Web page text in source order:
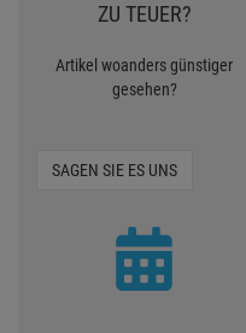
ZU TEUER?
Artikel woanders günstiger
gesehen?
SAGEN SIE ES UNS